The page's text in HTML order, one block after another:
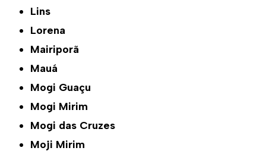
Lins
Lorena
Mairiporã
Mauá
Mogi Guaçu
Mogi Mirim
Mogi das Cruzes
Moji Mirim